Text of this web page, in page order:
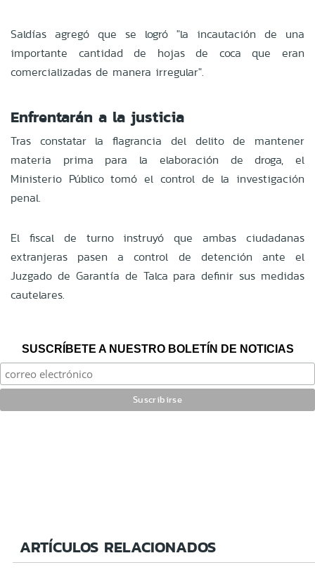
Saldías agregó que se logró "la incautación de una
importante cantidad de hojas de coca que eran
comercializadas de manera irregular".
Enfrentarán a la justicia
Tras constatar la flagrancia del delito de mantener
materia prima para la elaboración de droga, el
Ministerio Público tomó el control de la investigación
penal.
El fiscal de turno instruyó que ambas ciudadanas
extranjeras pasen a control de detención ante el
Juzgado de Garantía de Talca para definir sus medidas
cautelares.
SUSCRÍBETE A NUESTRO BOLETÍN DE NOTICIAS
ARTÍCULOS RELACIONADOS